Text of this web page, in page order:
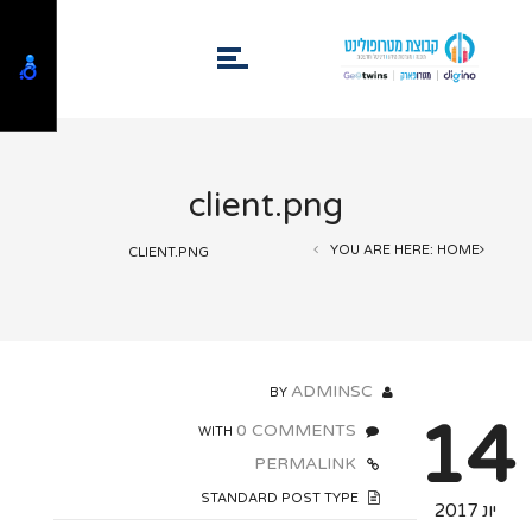
client.png
YOU ARE HERE: HOME
CLIENT.PNG
14
יונ 2017
ADMINSC
0 COMMENTS